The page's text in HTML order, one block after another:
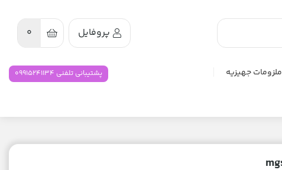
پروفایل 0
ملزومات جهیزیه پشتیبانی تلفنی 09915241134